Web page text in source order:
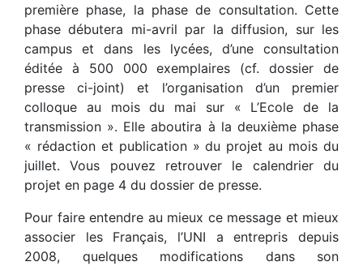
première phase, la phase de consultation. Cette
phase débutera mi-avril par la diffusion, sur les
campus et dans les lycées, d’une consultation
éditée à 500 000 exemplaires (cf. dossier de
presse ci-joint) et l’organisation d’un premier
colloque au mois du mai sur « L’Ecole de la
transmission ». Elle aboutira à la deuxième phase
« rédaction et publication » du projet au mois du
juillet. Vous pouvez retrouver le calendrier du
projet en page 4 du dossier de presse.
Pour faire entendre au mieux ce message et mieux
associer les Français, l’UNI a entrepris depuis
2008, quelques modifications dans son